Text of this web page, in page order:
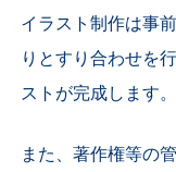
イラスト制作は事
りとすり合わせを
ストが完成します。
また、著作権等の